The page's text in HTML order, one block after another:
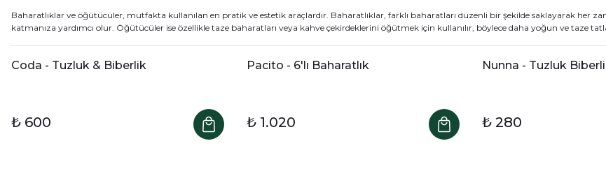
Baharatlıklar ve öğütücüler, mutfakta kullanılan en pratik ve estetik araçlardır. Baharatlıklar, farklı baharatları düzenli bir şekilde saklayarak her
katmanıza yardımcı olur. Öğütücüler ise özellikle taze baharatları veya kahve çekirdeklerini öğütmek için kullanılır, böylece daha yoğun ve taze
Coda - Tuzluk & Biberlik
₺ 600
Pacito - 6'lı Baharatlık
₺ 1.020
Nunna - Tuzluk
₺ 280